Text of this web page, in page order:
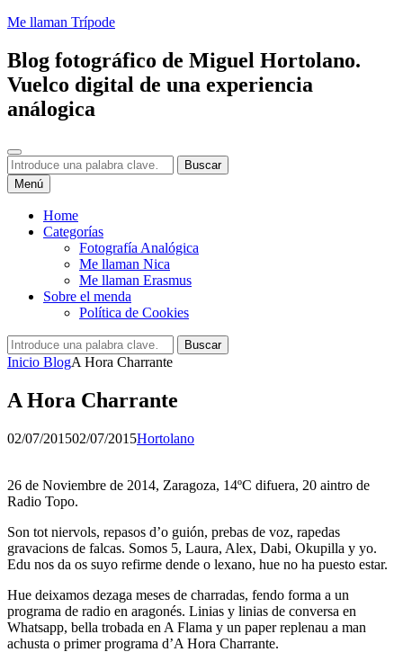
Saltar
contenido
Me llaman Trípode
Blog fotográfico de Miguel Hortolano.
Vuelco digital de una experiencia
análogica
Buscar
Buscar:
Buscar
Menú
Home
Categorías
Fotografía Analógica
Me llaman Nica
Me llaman Erasmus
Sobre el menda
Política de Cookies
Buscar:
Buscar
Inicio BlogA Hora Charrante
A Hora Charrante
Publicado
02/07/201502/07/2015por
Hortolano
26 de Noviembre de 2014, Zaragoza, 14ºC difuera, 20 aintro de
Radio Topo.
Son tot niervols, repasos d’o guión, prebas de voz, rapedas
gravacions de falcas. Somos 5, Laura, Alex, Dabi, Okupilla y yo.
Edu nos da os suyo refirme dende o lexano, hue no ha puesto estar.
Hue deixamos dezaga meses de charradas, fendo forma a un
programa de radio en aragonés. Linias y linias de conversa en
Whatsapp, bella trobada en A Flama y un paper replenau a man
achusta o primer programa d’A Hora Charrante.